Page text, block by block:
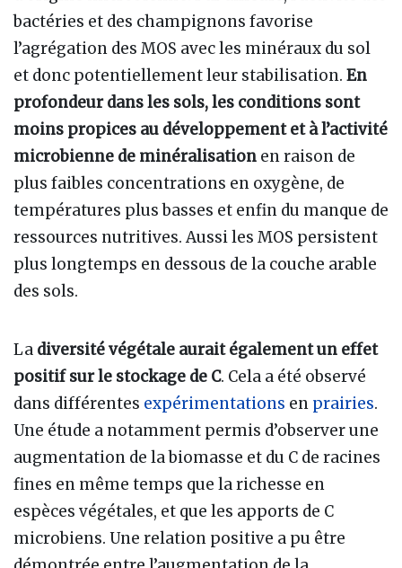
bactéries et des champignons favorise
l’agrégation des MOS avec les minéraux du sol
et donc potentiellement leur stabilisation. En
profondeur dans les sols, les conditions sont
moins propices au développement et à l’activité
microbienne de minéralisation en raison de
plus faibles concentrations en oxygène, de
températures plus basses et enfin du manque de
ressources nutritives. Aussi les MOS persistent
plus longtemps en dessous de la couche arable
des sols.
La diversité végétale aurait également un effet
positif sur le stockage de C. Cela a été observé
dans différentes expérimentations en prairies.
Une étude a notamment permis d’observer une
augmentation de la biomasse et du C de racines
fines en même temps que la richesse en
espèces végétales, et que les apports de C
microbiens. Une relation positive a pu être